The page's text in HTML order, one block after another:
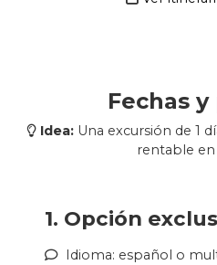
Fechas
Idea: Una excursión de 1
rentable
1. Opción
Idioma: español o